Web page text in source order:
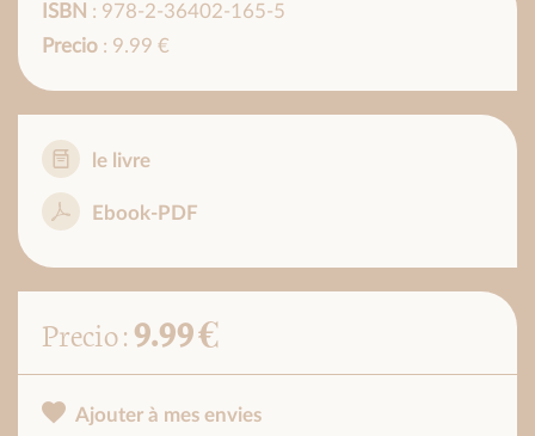
ISBN : 978-2-36402-165-5
Precio : 9.99 €
le livre
Ebook-PDF
Precio :9.99 €
Ajouter à mes envies